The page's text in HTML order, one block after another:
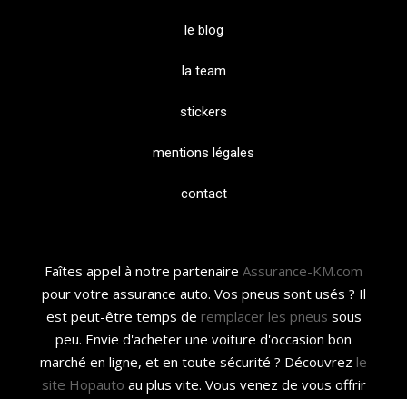
le blog
la team
stickers
mentions légales
contact
Faîtes appel à notre partenaire Assurance-KM.com
pour votre assurance auto. Vos pneus sont usés ? Il
est peut-être temps de remplacer les pneus sous
peu. Envie d'acheter une voiture d'occasion bon
marché en ligne, et en toute sécurité ? Découvrez le
site Hopauto au plus vite. Vous venez de vous offrir